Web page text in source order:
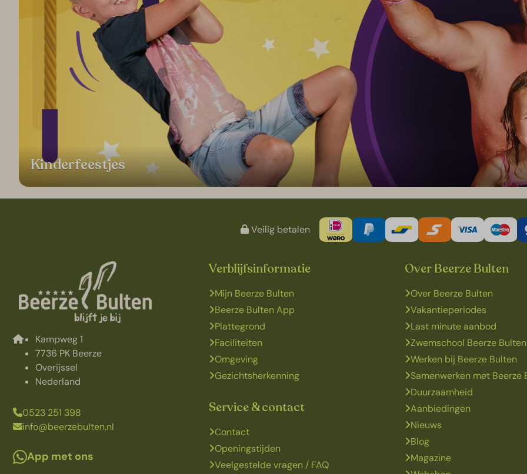
Kinderfeestjes
Veilig betalen
Kampweg 1
7736 PK Beerze
Overijssel
Nederland
0523 251 398
info@beerzebulten.nl
App met ons
Verblijfsinformatie
Mijn Beerze Bulten
Beerze Bulten App
Plattegrond
Faciliteiten
Omgeving
Gezichtsherkenning
Service & contact
Contact
Openingstijden
Veelgestelde vragen / FAQ
Over Beerze Bulten
Over Beerze Bulten
Vakantieperiodes
Last minute aanbod
Zwemschool Beerze Bulten
Werken bij Beerze Bulten
Samenwerken met Beerze
Duurzaamheid
Aanbiedingen
Nieuws
Blog
Magazine